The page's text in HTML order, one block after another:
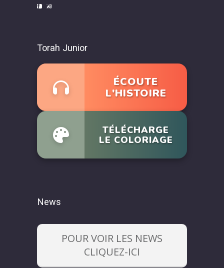
Torah Junior
ÉCOUTE
L'HISTOIRE
TÉLÉCHARGE
LE COLORIAGE
News
POUR VOIR LES NEWS
CLIQUEZ-ICI